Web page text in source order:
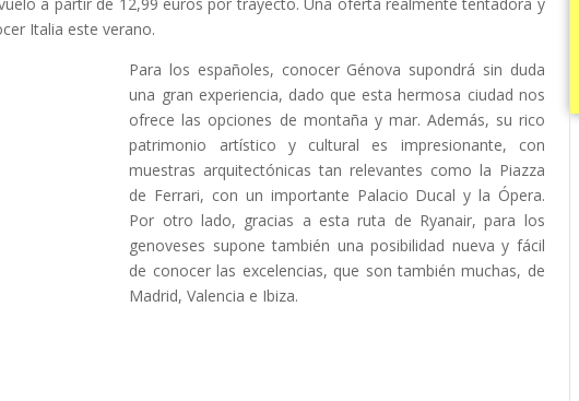
Italia este verano.
Para los españoles, conocer Génova supondrá sin duda
una gran experiencia, dado que esta hermosa ciudad nos
ofrece las opciones de montaña y mar. Además, su rico
patrimonio artístico y cultural es impresionante, con
muestras arquitectónicas tan relevantes como la Piazza
de Ferrari, con un importante Palacio Ducal y la Ópera.
Por otro lado, gracias a esta ruta de Ryanair, para los
genoveses supone también una posibilidad nueva y fácil
de conocer las excelencias, que son también muchas, de
Madrid, Valencia e Ibiza.